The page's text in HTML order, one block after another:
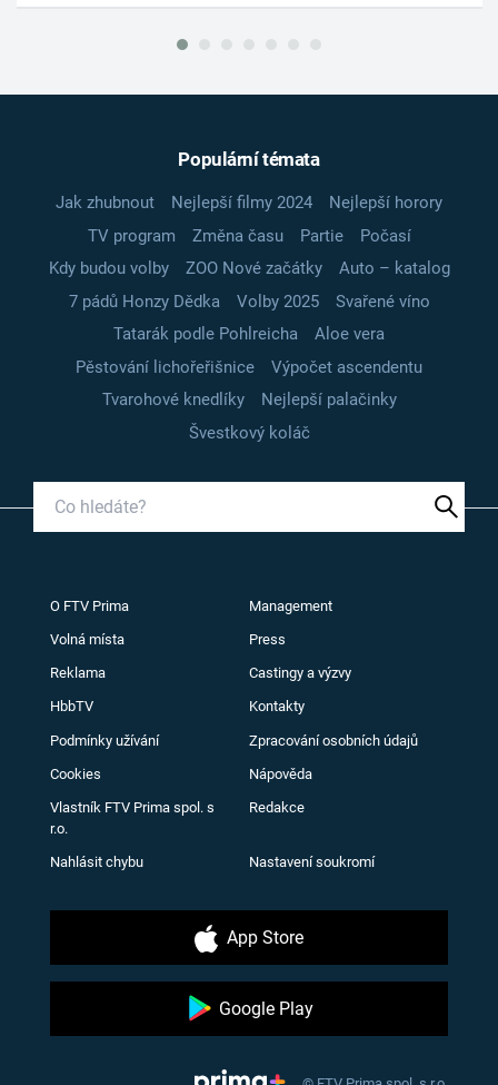
Populární témata
Jak zhubnout Nejlepší filmy 2024
Nejlepší horory
TV program
Změna času Partie
Počasí
Kdy budou volby
ZOO Nové začátky
Auto – katalog
7 pádů Honzy Dědka
Volby 2025
Svařené víno
Tatarák podle Pohlreicha
Aloe vera
Pěstování lichořeřišnice
Výpočet ascendentu
Tvarohové knedlíky
Nejlepší palačinky
Švestkový koláč
O FTV Prima Management
Volná místa Press
Reklama Castingy a výzvy
HbbTV Kontakty
Podmínky užívání Zpracování osobních údajů
Cookies Nápověda
Vlastník FTV Prima spol. s
r.o.
Redakce
Nahlásit chybu Nastavení soukromí
App Store
Google Play